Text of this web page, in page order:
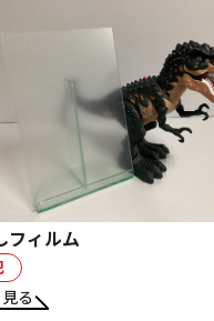
フィルム
る